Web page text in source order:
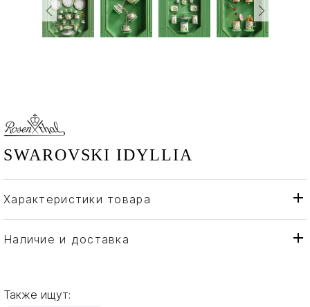
SWAROVSKI IDYLLIA
Характеристики товара
Бренд
Rosenthal
Страна производителя
Наличие и доставка
Также ищут: